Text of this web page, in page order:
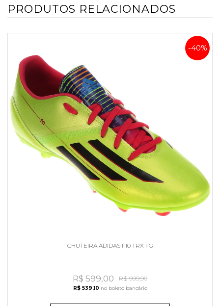
PRODUTOS RELACIONADOS
CHUTEIRA ADIDAS F10 TRX FG
-40%
R$ 599,00 R$ 999,90
R$ 539,10 no boleto bancário